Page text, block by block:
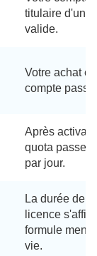
titulaire d'une
valide.
Votre achat
compte
Après
quota passe
par jour.
La durée de
licence
formule
vie.